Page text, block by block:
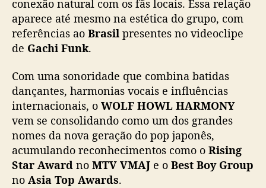
conexão natural com os fãs locais. Essa relação
aparece até mesmo na estética do grupo, com
referências ao Brasil presentes no videoclipe
de Gachi Funk.
Com uma sonoridade que combina batidas
dançantes, harmonias vocais e influências
internacionais, o WOLF HOWL HARMONY
vem se consolidando como um dos grandes
nomes da nova geração do pop japonês,
acumulando reconhecimentos como o Rising
Star Award no MTV VMAJ e o Best Boy Group
no Asia Top Awards.